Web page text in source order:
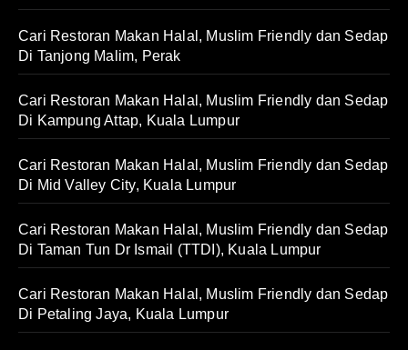
Cari Restoran Makan Halal, Muslim Friendly dan Sedap
Di Tanjong Malim, Perak
Cari Restoran Makan Halal, Muslim Friendly dan Sedap
Di Kampung Attap, Kuala Lumpur
Cari Restoran Makan Halal, Muslim Friendly dan Sedap
Di Mid Valley City, Kuala Lumpur
Cari Restoran Makan Halal, Muslim Friendly dan Sedap
Di Taman Tun Dr Ismail (TTDI), Kuala Lumpur
Cari Restoran Makan Halal, Muslim Friendly dan Sedap
Di Petaling Jaya, Kuala Lumpur